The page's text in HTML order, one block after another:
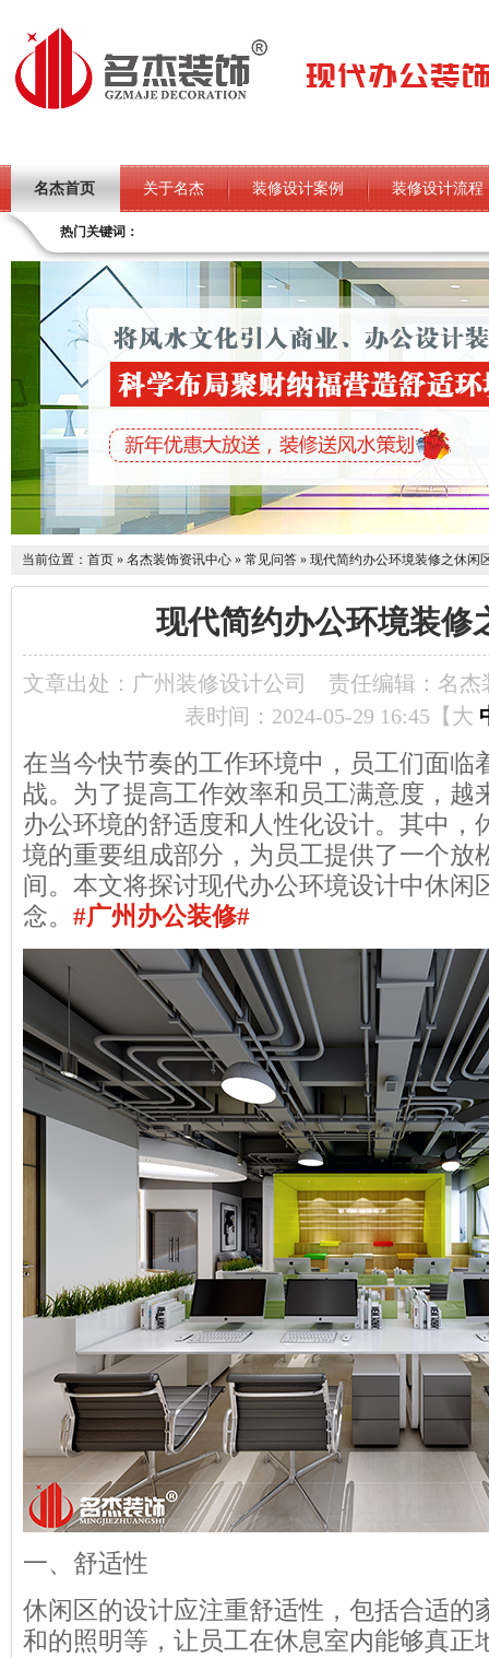
名杰首页 关于名杰 装修设计案例 装修设计流程
热门关键词：
当前位置： 首页 » 名杰装饰资讯中心 » 常见问答 » 现代简约办公环境装修之休闲
现代简约办公环境装修
文章出处：广州装修设计公司
责任编辑：名杰
表时间：2024-05-29 16:45【 大
在当今快节奏的工作环境中，员工们面临
战。为了提高工作效率和员工满意度，越
办公环境的舒适度和人性化设计。其中，
境的重要组成部分，为员工提供了一个放
间。本文将探讨现代办公环境设计中休闲
念。 #广州办公装修#
一、舒适性
休闲区的设计应注重舒适性，包括合适的
和的照明等，让员工在休息室内能够真正